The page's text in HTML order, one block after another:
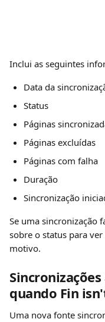
Inclui as seguintes
Data da
Status
Páginas
Páginas excluídas
Páginas com falha
Duração
Sincronização
Se uma sincronização
sobre o status para
motivo.
quando Fin
Uma nova fonte